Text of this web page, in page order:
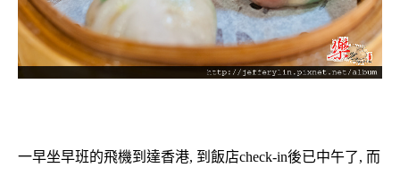
一早坐早班的飛機到達香港, 到飯店check-in後已中午了, 而